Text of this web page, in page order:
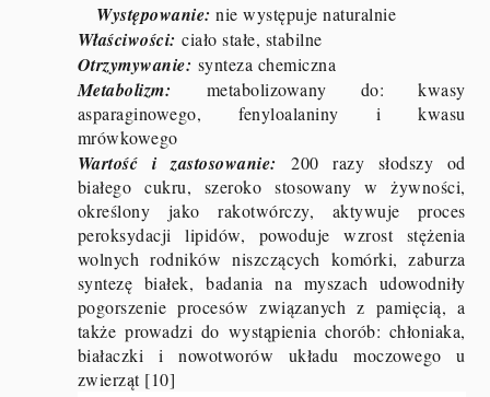
Występowanie:nie występuje naturalnie
Właściwości: ciało stałe, stabilne
Otrzymywanie: synteza chemiczna
Metabolizm: metabolizowany do: kwasy
asparaginowego, fenyloalaniny i kwasu
mrówkowego
Wartość i zastosowanie: 200 razy słodszy od
białego cukru, szeroko stosowany w żywności,
określony jako rakotwórczy, aktywuje proces
peroksydacji lipidów, powoduje wzrost stężenia
wolnych rodników niszczących komórki, zaburza
syntezę białek, badania na myszach udowodniły
pogorszenie procesów związanych z pamięcią, a
także prowadzi do wystąpienia chorób: chłoniaka,
białaczki i nowotworów układu moczowego u
zwierząt [10]